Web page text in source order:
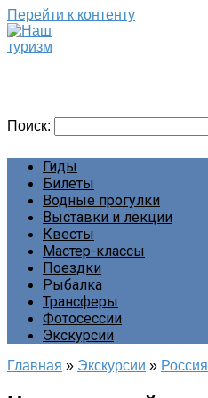
Перейти к контенту
Поиск:
Гиды
Билеты
Водные прогулки
Выставки и лекции
Квесты
Мастер-классы
Поездки
Рыбалка
Трансферы
Фотосессии
Экскурсии
Главная » Экскурсии » Россия